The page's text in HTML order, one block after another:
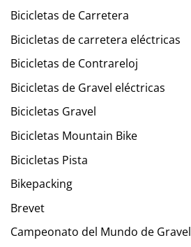
Bicicletas de Carretera
Bicicletas de carretera eléctricas
Bicicletas de Contrareloj
Bicicletas de Gravel eléctricas
Bicicletas Gravel
Bicicletas Mountain Bike
Bicicletas Pista
Bikepacking
Brevet
Campeonato del Mundo de Gravel